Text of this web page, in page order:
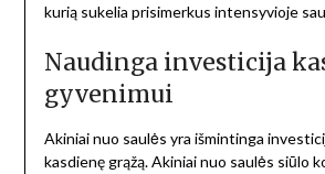
kurią sukelia prisimerkus intensyvioje
Naudinga investicija
gyvenimui
Akiniai nuo saulės yra išmintinga
kasdienę grąžą. Akiniai nuo saulės siūlo